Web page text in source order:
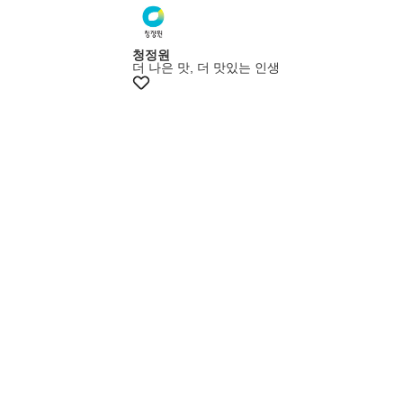
멤버스25%쿠폰
청정원
더 나은 맛, 더 맛있는 인생